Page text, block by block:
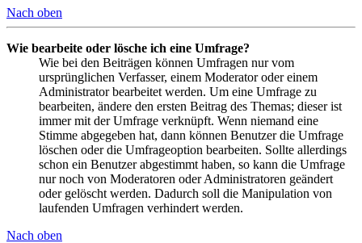
Nach oben
Wie bearbeite oder lösche ich eine Umfrage?
Wie bei den Beiträgen können Umfragen nur vom
ursprünglichen Verfasser, einem Moderator oder einem
Administrator bearbeitet werden. Um eine Umfrage zu
bearbeiten, ändere den ersten Beitrag des Themas; dieser ist
immer mit der Umfrage verknüpft. Wenn niemand eine
Stimme abgegeben hat, dann können Benutzer die Umfrage
löschen oder die Umfrageoption bearbeiten. Sollte allerdings
schon ein Benutzer abgestimmt haben, so kann die Umfrage
nur noch von Moderatoren oder Administratoren geändert
oder gelöscht werden. Dadurch soll die Manipulation von
laufenden Umfragen verhindert werden.
Nach oben